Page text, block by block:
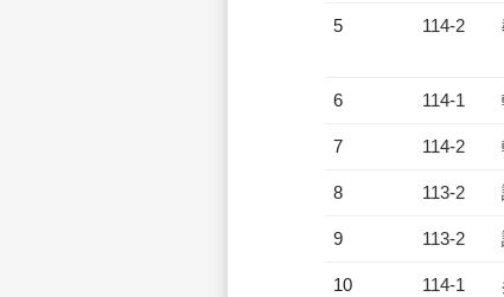
5 114-2
6 114-1
7 114-2
8 113-2
9 113-2
10 114-1